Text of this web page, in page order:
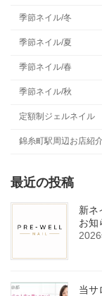
季節ネイル/冬
季節ネイル/夏
季節ネイル/春
季節ネイル/秋
定額制ジェルネイル
錦糸町駅周辺お店紹
最近の投稿
新ネ
お知
当サ